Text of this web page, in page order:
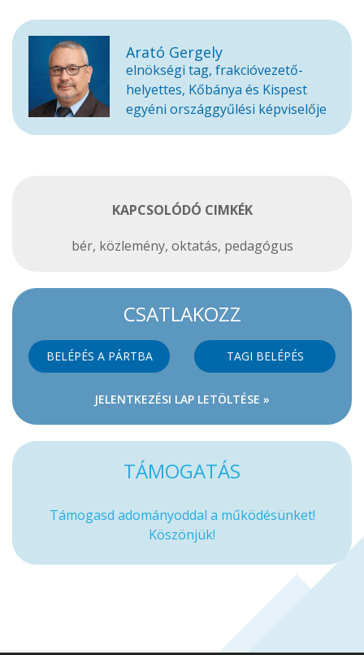
Arató Gergely
elnökségi tag, frakcióvezető-
helyettes, Kőbánya és Kispest
egyéni országgyűlési képviselője
KAPCSOLÓDÓ CIMKÉK
bér, közlemény, oktatás, pedagógus
CSATLAKOZZ
BELÉPÉS A PÁRTBA TAGI BELÉPÉS
JELENTKEZÉSI LAP LETÖLTÉSE »
TÁMOGATÁS
Támogasd adományoddal a működésünket!
Köszönjük!